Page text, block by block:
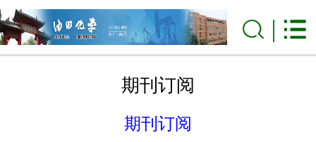
期刊订阅
期刊订阅